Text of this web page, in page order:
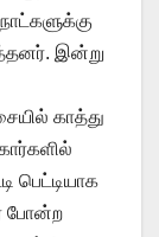
இன்று
காத்து
பெட்டியாக
போன்ற